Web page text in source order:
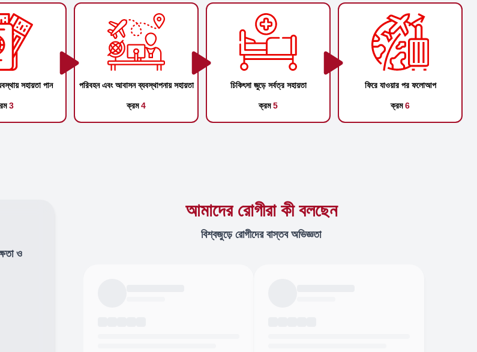
সহায়তা পান
3
পরিবহন এবং আবাসন ব্যবস্থাপনায় সহায়তা
ক্রম4
চিকিৎসা জুড়ে সর্বত্র সহায়তা
ক্রম5
ফিরে যাওয়ার পর ফলোআপ
ক্রম6
ও
আমাদের রোগীরা কী বলছেন
বিশ্বজুড়ে রোগীদের বাস্তব অভিজ্ঞতা